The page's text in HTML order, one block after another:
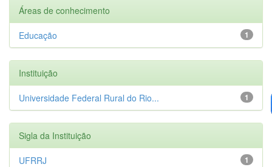
Áreas de conhecimento
1
Educação
Instituição
1
Universidade Federal Rural do Rio...
Sigla da Instituição
1
UFRRJ